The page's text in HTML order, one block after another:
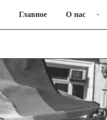
Главное О нас